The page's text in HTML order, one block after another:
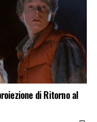
di Ritorno al